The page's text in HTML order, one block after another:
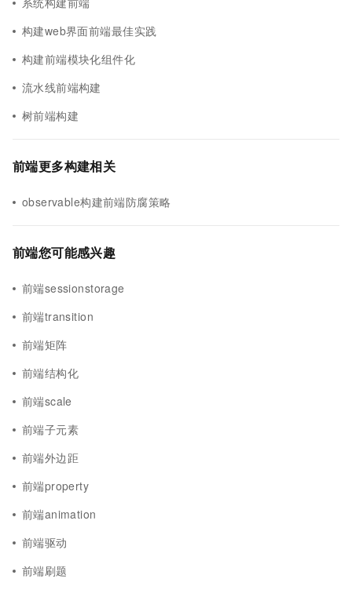
构建web界面前端最佳实践
构建前端模块化组件化
流水线前端构建
树前端构建
前端更多构建相关
observable构建前端防腐策略
前端您可能感兴趣
前端sessionstorage
前端transition
前端矩阵
前端结构化
前端scale
前端子元素
前端外边距
前端property
前端animation
前端驱动
前端刷题